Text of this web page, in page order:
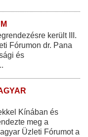
került III.
Fórumon dr. Pana
és
Kínában és
meg a
Üzleti Fórumot a